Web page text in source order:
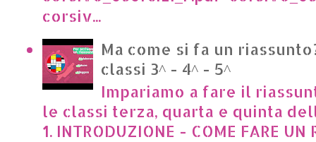
corsiv...
Ma come si fa un
classi 3^ - 4^ - 5^
Impariamo a fare il
le classi terza, quarta e quinta
1. INTRODUZIONE - COME FARE UN